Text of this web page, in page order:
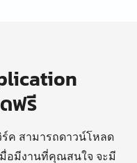
ฟรี
ร์ค สามารถดาวน์โหลด
มื่อมีงานที่คุณสนใจ จะมี